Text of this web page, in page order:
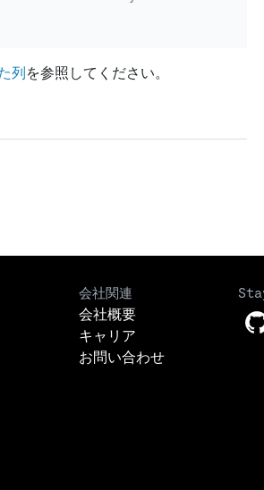
列を参照してください。
会社関連
会社概要
キャリア
お問い合わせ